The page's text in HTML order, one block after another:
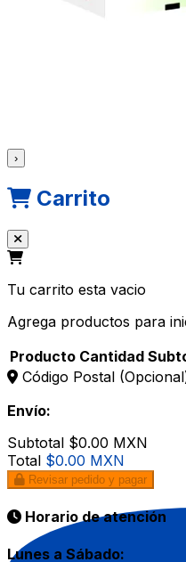
›
Carrito
Tu carrito esta vacio
Agrega productos para
Producto Cantidad
Código Postal
Envío:
Subtotal $0.00 MXN
Total $0.00 MXN
Revisar pedido y pagar
Horario de atención
Lunes a Sábado: